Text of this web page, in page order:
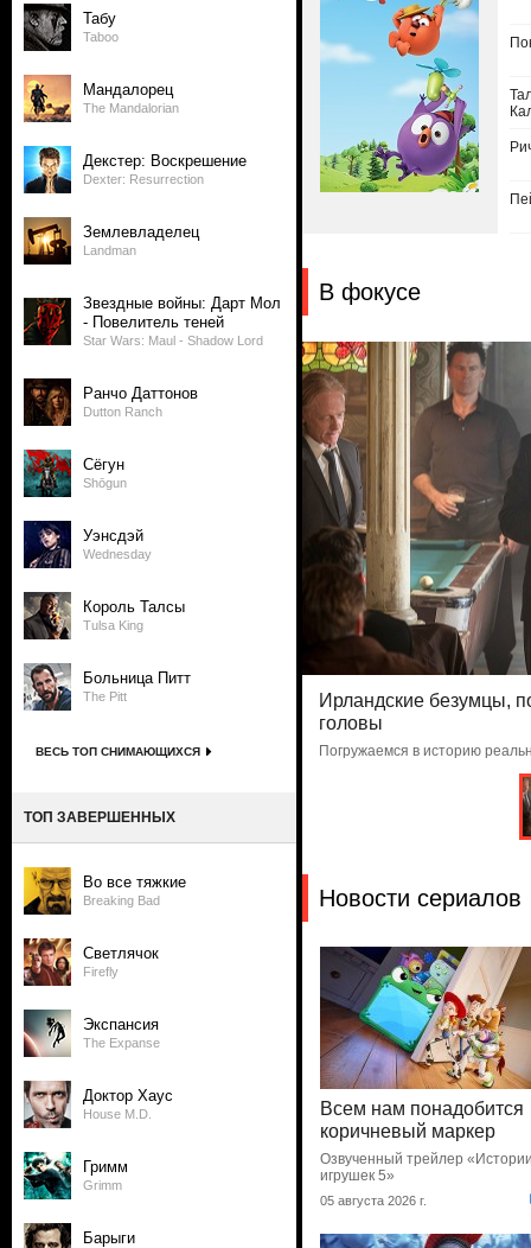
Табу
Taboo
Мандалорец
The Mandalorian
Декстер: Воскрешение
Dexter: Resurrection
Землевладелец
Landman
Звездные войны: Дарт Мол
- Повелитель теней
Star Wars: Maul - Shadow Lord
Ранчо Даттонов
Dutton Ranch
Сёгун
Shōgun
Уэнсдэй
Wednesday
Король Талсы
Tulsa King
Больница Питт
The Pitt
ВЕСЬ ТОП СНИМАЮЩИХСЯ
ТОП ЗАВЕРШЕННЫХ
Во все тяжкие
Breaking Bad
Светлячок
Firefly
Экспансия
The Expanse
Доктор Хаус
House M.D.
Гримм
Grimm
Барыги
В фокусе
Ирландские безумцы,
головы
Погружаемся в историю
Новости сериалов
Всем нам понадобится
коричневый маркер
Озвученный трейлер
игрушек 5»
05 августа 2026 г.